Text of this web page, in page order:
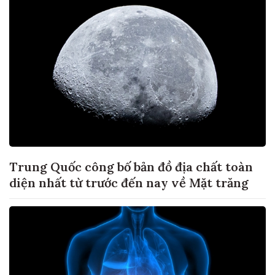
Trung Quốc công bố bản đồ địa chất toàn
diện nhất từ trước đến nay về Mặt trăng